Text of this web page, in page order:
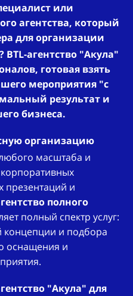
или
агентства, который
для организации
? BTL-агентство "Акула"
готовая взять
мероприятия "с
результат и
бизнеса.
организацию
масштаба и
презентаций и
полного
полный спектр услуг:
концепции и подбора
оснащения и
"Акула" для